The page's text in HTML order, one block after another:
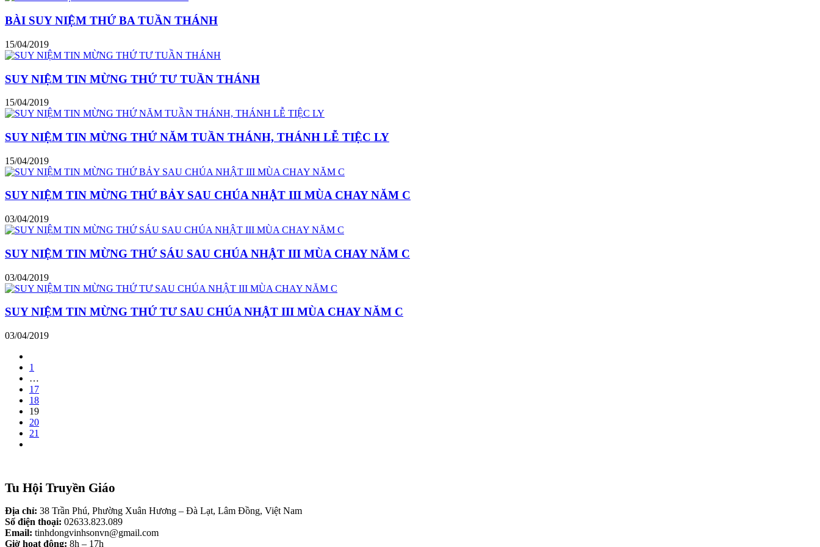
BÀI SUY NIỆM THỨ BA TUẦN THÁNH
15/04/2019
SUY NIỆM TIN MỪNG THỨ TƯ TUẦN THÁNH
15/04/2019
SUY NIỆM TIN MỪNG THỨ NĂM TUẦN THÁNH, THÁNH LỄ TIỆC LY
15/04/2019
SUY NIỆM TIN MỪNG THỨ BẢY SAU CHÚA NHẬT III MÙA CHAY NĂM C
03/04/2019
SUY NIỆM TIN MỪNG THỨ SÁU SAU CHÚA NHẬT III MÙA CHAY NĂM C
03/04/2019
SUY NIỆM TIN MỪNG THỨ TƯ SAU CHÚA NHẬT III MÙA CHAY NĂM C
03/04/2019
1
…
17
18
19
20
21
Tu Hội Truyền Giáo
Địa chỉ: 38 Trần Phú, Phường Xuân Hương – Đà Lạt, Lâm Đồng, Việt Nam
Số điện thoại: 02633.823.089
Email: tinhdongvinhsonvn@gmail.com
Giờ hoạt động: 8h – 17h